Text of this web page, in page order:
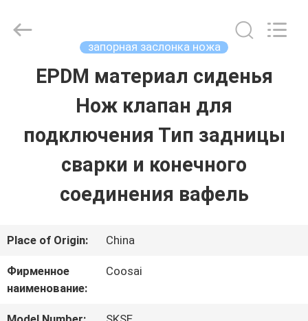
ДОМОЙ
ПРОДУКТЫ
ПО
ЗАВОДУ
valve
group.
запорная заслонка ножа
EPDM материал сиденья
Нож клапан для
подключения Тип задницы
сварки и конечного
соединения вафель
Place of Origin: China
Фирменное
наименование:
Coosai